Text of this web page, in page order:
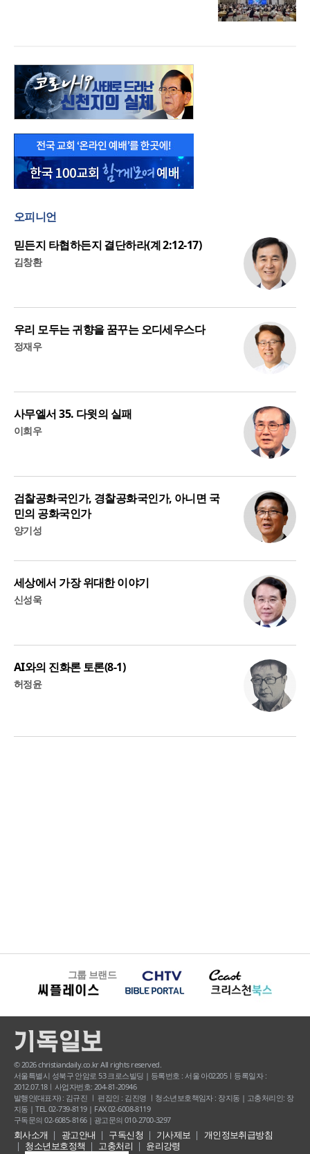
오피니언
믿든지 타협하든지 결단하라(계 2:12-17)
김창환
우리 모두는 귀향을 꿈꾸는 오디세우스다
정재우
사무엘서 35. 다윗의 실패
이희우
검찰공화국인가, 경찰공화국인가, 아니면 국
민의 공화국인가
양기성
세상에서 가장 위대한 이야기
신성욱
AI와의 진화론 토론(8-1)
허정윤
그룹 브랜드
© 2026 christiandaily.co.kr All rights reserved.
서울특별시 성북구 안암로 53 크로스빌딩 | 등록번호 : 서울 아02205ㅣ등록일자 :
2012.07.18ㅣ사업자번호: 204-81-20946
발행인(대표자) : 김규진 ㅣ 편집인 : 김진영 ㅣ청소년보호책임자 : 장지동 | 고충처리인: 장
지동 | TEL 02-739-8119 | FAX 02-6008-8119
구독문의 02-6085-8166 | 광고문의 010-2700-3297
회사소개 광고안내 구독신청 기사제보
개인정보취급방침
청소년보호정책
고충처리 윤리강령